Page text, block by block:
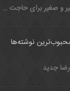
متن و ترجمه دعای نادعلی کبیر و صغیر برای حاجت + فضائل ختم نادعلی
نوشته‌ها
جدید